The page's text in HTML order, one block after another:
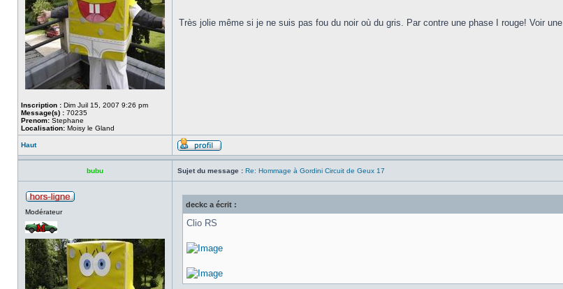
Inscription : Dim Juil 15, 2007 9:26 pm
Message(s) : 70235
Prenom: Stephane
Localisation: Moisy le Gland
Très jolie même si je ne suis pas fou du noir où du gris. Par contre une phase I rouge! Voir
Haut
bubu Sujet du message : Re: Hommage à Gordini Circuit de Geux 17
Modérateur
deckc a écrit :
Clio RS